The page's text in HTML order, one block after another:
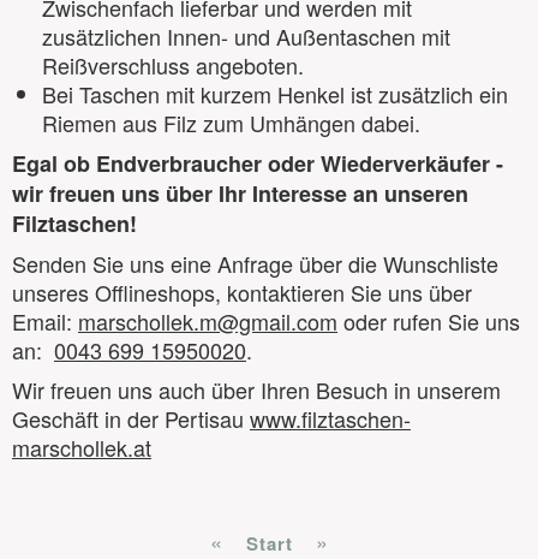
Zwischenfach lieferbar und werden mit
zusätzlichen Innen- und Außentaschen mit
Reißverschluss angeboten.
Bei Taschen mit kurzem Henkel ist zusätzlich ein
Riemen aus Filz zum Umhängen dabei.
Egal ob Endverbraucher oder Wiederverkäufer -
wir freuen uns über Ihr Interesse an unseren
Filztaschen!
Senden Sie uns eine Anfrage über die Wunschliste
unseres Offlineshops, kontaktieren Sie uns über
Email: marschollek.m@gmail.com oder rufen Sie uns
an: 0043 699 15950020.
Wir freuen uns auch über Ihren Besuch in unserem
Geschäft in der Pertisau www.filztaschen-
marschollek.at
« Start »